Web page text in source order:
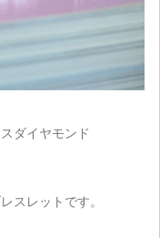
ダイヤモンド
スレットです。